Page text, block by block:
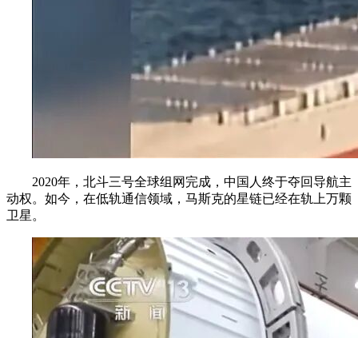
2020年，北斗三号全球组网完成，中国人终于夺回导航主
动权。如今，在低轨通信领域，马斯克的星链已经在轨上万颗
卫星。